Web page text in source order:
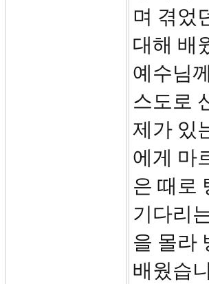
며 겪었
대해 배
예수님
스도로
제가 있
에게 마
은 때로
기다리
을 몰라
배웠습